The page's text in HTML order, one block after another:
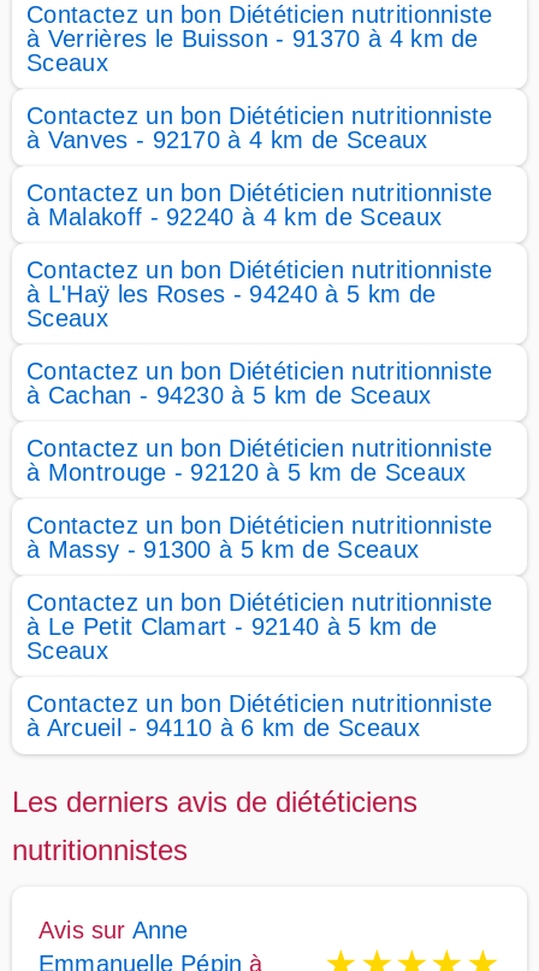
Contactez un bon Diététicien nutritionniste
à Verrières le Buisson - 91370 à 4 km de
Sceaux
Contactez un bon Diététicien nutritionniste
à Vanves - 92170 à 4 km de Sceaux
Contactez un bon Diététicien nutritionniste
à Malakoff - 92240 à 4 km de Sceaux
Contactez un bon Diététicien nutritionniste
à L'Haÿ les Roses - 94240 à 5 km de
Sceaux
Contactez un bon Diététicien nutritionniste
à Cachan - 94230 à 5 km de Sceaux
Contactez un bon Diététicien nutritionniste
à Montrouge - 92120 à 5 km de Sceaux
Contactez un bon Diététicien nutritionniste
à Massy - 91300 à 5 km de Sceaux
Contactez un bon Diététicien nutritionniste
à Le Petit Clamart - 92140 à 5 km de
Sceaux
Contactez un bon Diététicien nutritionniste
à Arcueil - 94110 à 6 km de Sceaux
Les derniers avis de diététiciens
nutritionnistes
Avis sur Anne
Emmanuelle Pépin à